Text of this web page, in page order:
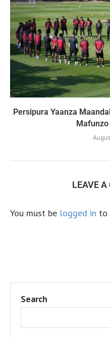
Persipura Yaanza
LEAVE
You must be logged in to
Search